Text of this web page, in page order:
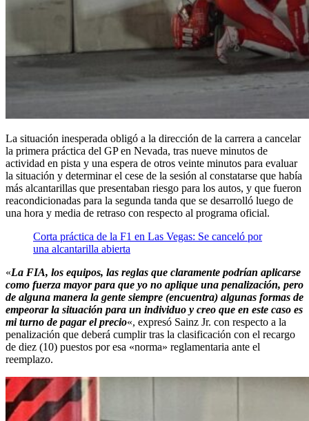
La situación inesperada obligó a la dirección de la carrera a cancelar
la primera práctica del GP en Nevada, tras nueve minutos de
actividad en pista y una espera de otros veinte minutos para evaluar
la situación y determinar el cese de la sesión al constatarse que había
más alcantarillas que presentaban riesgo para los autos, y que fueron
reacondicionadas para la segunda tanda que se desarrolló luego de
una hora y media de retraso con respecto al programa oficial.
Corta práctica de la F1 en Las Vegas: Se canceló por
una alcantarilla abierta
«La FIA, los equipos, las reglas que claramente podrían aplicarse
como fuerza mayor para que yo no aplique una penalización, pero
de alguna manera la gente siempre (encuentra) algunas formas de
empeorar la situación para un individuo y creo que en este caso es
mi turno de pagar el precio«, expresó Sainz Jr. con respecto a la
penalización que deberá cumplir tras la clasificación con el recargo
de diez (10) puestos por esa «norma» reglamentaria ante el
reemplazo.